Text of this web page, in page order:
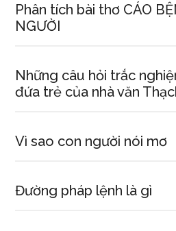
Phân tích bài thơ CÁO
NGƯỜI
Những câu hỏi trắc
đứa trẻ của nhà văn
Vì sao con người nói mơ
Đường pháp lệnh là gì